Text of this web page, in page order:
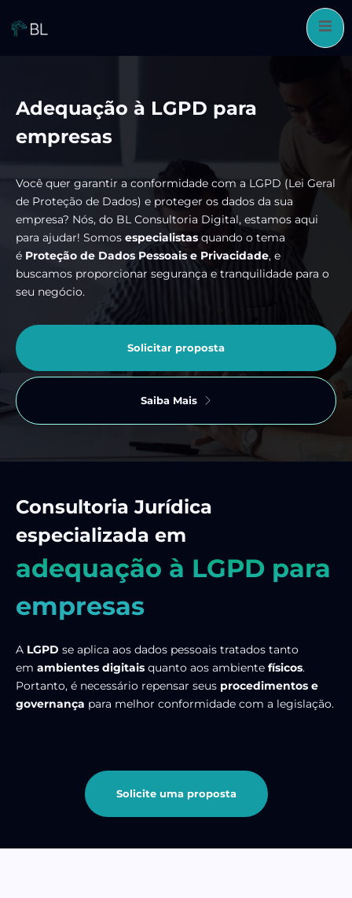
Pular
Adequação à LGPD para
empresas
Você quer garantir a conformidade com a LGPD (Lei Geral
de Proteção de Dados) e proteger os dados da sua
empresa? Nós, do BL Consultoria Digital, estamos aqui
para ajudar! Somos especialistasquando o tema
é Proteção de Dados Pessoais e Privacidade, e
buscamos proporcionar segurança e tranquilidade para o
seu negócio.
Solicitar proposta
Saiba Mais
Consultoria Jurídica
especializada em
adequação à LGPD para
empresas
A LGPD se aplica aos dados pessoais tratados tanto
em ambientes digitais quanto aos ambiente físicos.
Portanto, é necessário repensar seus procedimentos e
governança para melhor conformidade com a legislação.
Solicite uma proposta